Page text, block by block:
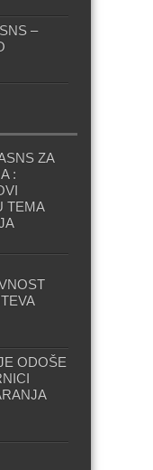
–
ZA
:
TEMA
ODOŠE